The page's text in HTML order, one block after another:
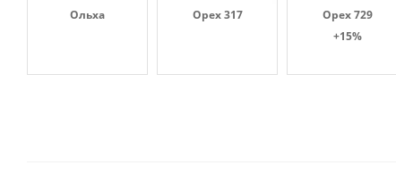
Ольха Орех 317
Орех 729
+15%